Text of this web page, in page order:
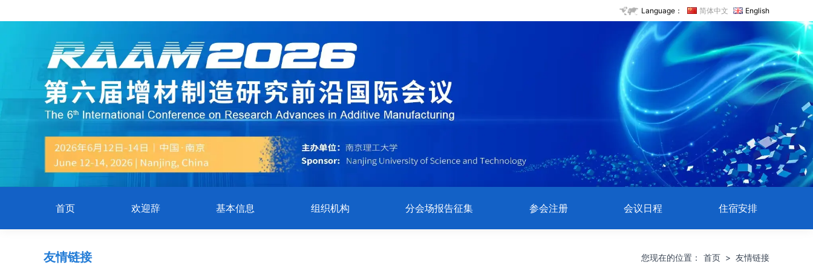
Language： 简体中文 English
首页 欢迎辞 基本信息 组织机构 分会场报告征集 参会注册 会议日程 住宿安排
友情链接 您现在的位置： 首页 > 友情链接